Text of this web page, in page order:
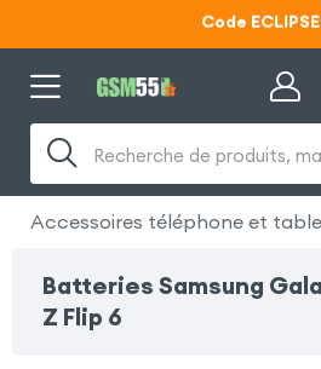
Code
Code
Recherche de produits,
Accessoires téléphone et
Batteries Samsung
Z Flip 6